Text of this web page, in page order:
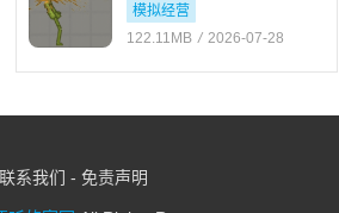
模拟经营
122.11MB / 2026-07-28
联系我们 - 免责声明